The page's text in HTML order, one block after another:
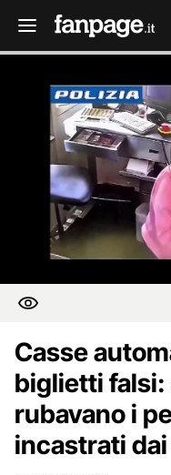
Casse
biglietti falsi:
rubavano i
incastrati